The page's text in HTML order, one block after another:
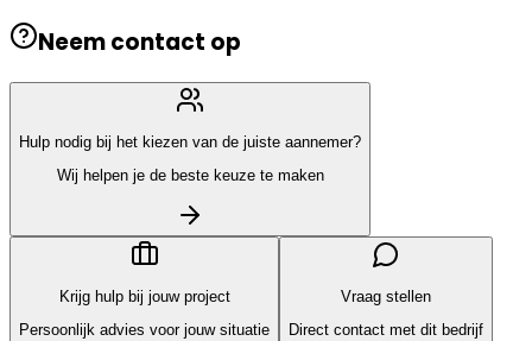
Neem contact op
Hulp nodig bij het kiezen van de juiste aannemer?
Wij helpen je de beste keuze te maken
Krijg hulp bij jouw project
Persoonlijk advies voor jouw situatie
Vraag stellen
Direct contact met dit bedrijf